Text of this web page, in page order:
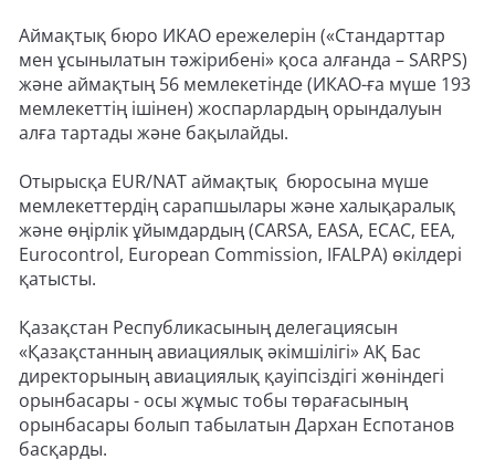
Аймақтық бюро ИКАО ережелерін («Стандарттар
мен ұсынылатын тәжірибені» қоса алғанда – SARPS)
және аймақтың 56 мемлекетінде (ИКАО-ға мүше 193
мемлекеттің ішінен) жоспарлардың орындалуын
алға тартады және бақылайды.
Отырысқа EUR/NAT аймақтық бюросына мүше
мемлекеттердің сарапшылары және халықаралық
және өңірлік ұйымдардың (CARSA, EASA, ECAC, EEA,
Eurocontrol, European Commission, IFALPA) өкілдері
қатысты.
Қазақстан Республикасының делегациясын
«Қазақстанның авиациялық әкімшілігі» АҚ Бас
директорының авиациялық қауіпсіздігі жөніндегі
орынбасары - осы жұмыс тобы төрағасының
орынбасары болып табылатын Дархан Еспотанов
басқарды.